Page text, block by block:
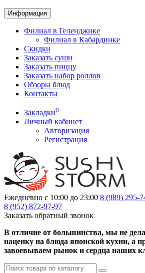
Информация
Филиал в Геленджике
Филиал в Кабардинке
Скидки
Заказать суши
Заказать пиццу
Заказать набор роллов
Обзоры блюд
Контакты
Закладки0
Личный кабинет
Авторизация
Регистрация
Ежедневно с 10:00 до 23:00 8 (989) 295-
8 (952) 872-97-97
Заказать обратный звонок
В отличие от большинства, мы не
наценку на блюда японской кухни, а
завоевываем рынок и сердца наших